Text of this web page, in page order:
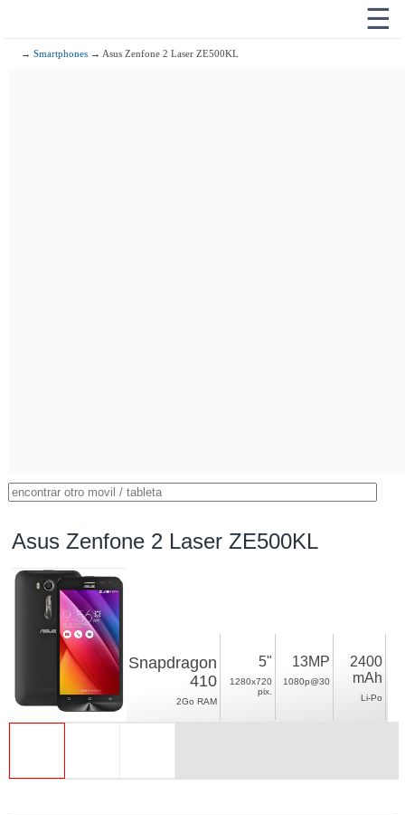
☰
→Smartphones → Asus Zenfone 2 Laser ZE500KL
Asus Zenfone 2 Laser ZE500KL
Snapdragon
410
2Go RAM
5"
1280x720
pix.
13MP
1080p@30
2400
mAh
Li-Po